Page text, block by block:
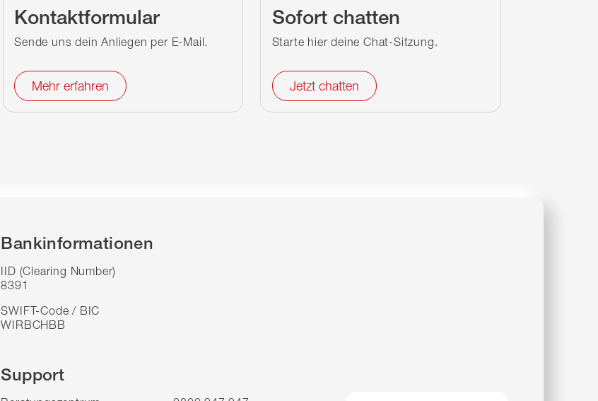
Kontaktformular
Sende uns dein Anliegen per E-Mail.
Mehr erfahren
Sofort chatten
Starte hier deine Chat-Sitzung.
Jetzt chatten
Bankinformationen
IID (Clearing Number)
8391
SWIFT-Code / BIC
WIRBCHBB
Support